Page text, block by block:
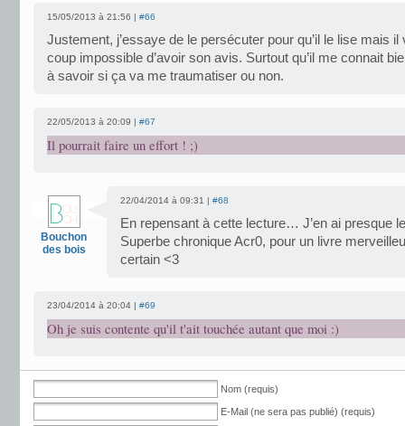
15/05/2013 à 21:56 | #66
Justement, j’essaye de le persécuter pour qu’il le lise mais il
coup impossible d’avoir son avis. Surtout qu’il me connait
à savoir si ça va me traumatiser ou non.
22/05/2013 à 20:09 | #67
Il pourrait faire un effort ! ;)
Bouchon
des bois
22/04/2014 à 09:31 | #68
En repensant à cette lecture… J’en ai presque
Superbe chronique Acr0, pour un livre
certain <3
23/04/2014 à 20:04 | #69
Oh je suis contente qu'il t'ait touchée autant que moi :)
Nom (requis)
E-Mail (ne sera pas publié) (requis)